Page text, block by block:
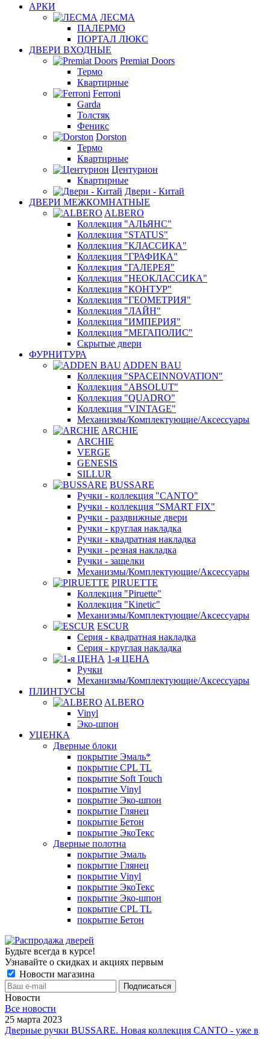
АРКИ
ЛЕСМА
ПАЛЕРМО
ПОРТАЛ ЛЮКС
ДВЕРИ ВХОДНЫЕ
Premiat Doors
Термо
Квартирные
Ferroni
Garda
Толстяк
Феникс
Dorston
Термо
Квартирные
Центурион
Квартирные
Двери - Китай
ДВЕРИ МЕЖКОМНАТНЫЕ
ALBERO
Коллекция "АЛЬЯНС"
Коллекция "STATUS"
Коллекция "КЛАССИКА"
Коллекция "ГРАФИКА"
Коллекция "ГАЛЕРЕЯ"
Коллекция "НЕОКЛАССИКА"
Коллекция "КОНТУР"
Коллекция "ГЕОМЕТРИЯ"
Коллекция "ЛАЙН"
Коллекция "ИМПЕРИЯ"
Коллекция "МЕГАПОЛИС"
Скрытые двери
ФУРНИТУРА
ADDEN BAU
Коллекция "SPACEINNOVATION"
Коллекция "ABSOLUT"
Коллекция "QUADRO"
Коллекция "VINTAGE"
Механизмы/Комплектующие/Аксессуары
ARCHIE
ARCHIE
VERGE
GENESIS
SILLUR
BUSSARE
Ручки - коллекция "CANTO"
Ручки - коллекция "SMART FIX"
Ручки - раздвижные двери
Ручки - круглая накладка
Ручки - квадратная накладка
Ручки - резная накладка
Ручки - защелки
Механизмы/Комплектующие/Аксессуары
PIRUETTE
Коллекция "Piruette"
Коллекция "Kinetic"
Механизмы/Комплектующие/Аксессуары
ESCUR
Серия - квадратная накладка
Серия - круглая накладка
1-я ЦЕНА
Ручки
Механизмы/Комплектующие/Аксессуары
ПЛИНТУСЫ
ALBERO
Vinyl
Эко-шпон
УЦЕНКА
Дверные блоки
покрытие Эмаль*
покрытие CPL TL
покрытие Soft Touch
покрытие Vinyl
покрытие Эко-шпон
покрытие Глянец
покрытие Бетон
покрытие ЭкоТекс
Дверные полотна
покрытие Эмаль
покрытие Глянец
покрытие Vinyl
покрытие ЭкоТекс
покрытие Эко-шпон
покрытие CPL TL
покрытие Бетон
Будьте всегда в курсе!
Узнавайте о скидках и акциях первым
Новости магазина
Новости
Все новости
25 марта 2023
Дверные ручки BUSSARE. Новая коллекция CANTO - уже в